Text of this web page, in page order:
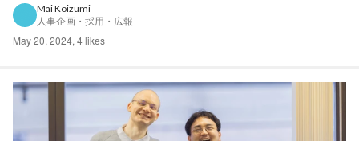
を伺います。 左：尾崎 右：宮﨑 博士課程の就活を支援する「博士
PJ」とは？ __まずはおふたりの自己紹介からお...
Mai Koizumi
人事企画・採用・広報
May 20, 2024, 4 likes